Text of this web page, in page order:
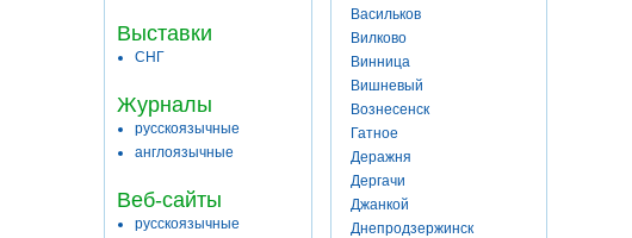
Выставки
СНГ
Журналы
русскоязычные
англоязычные
Веб-сайты
русскоязычные
Васильков
Вилково
Винница
Вишневый
Вознесенск
Гатное
Деражня
Дергачи
Джанкой
Днепродзержинск